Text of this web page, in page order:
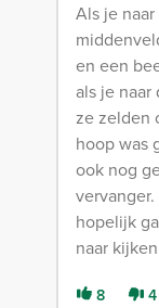
Als je
en een
als je
ze zelden
hoop was
ook nog
hopelijk
naar
8 4